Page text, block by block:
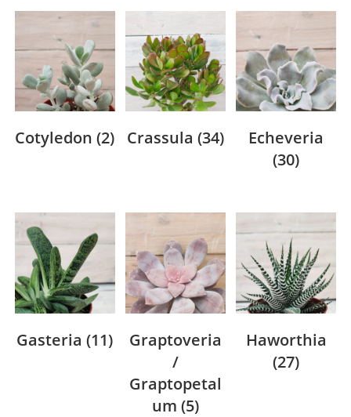
Cotyledon(2) Crassula (34)
Echeveria
(30)
Gasteria(11)
Graptoveria
/
Graptopetal
um (5)
Haworthia
(27)